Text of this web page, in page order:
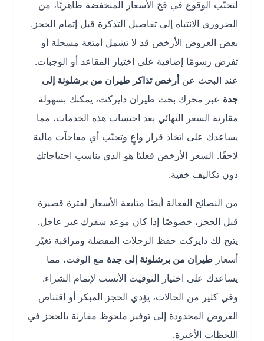
لتجنّب الوقوع في فخ الأسعار المنخفضة ظاهريًا، من
الضروري الانتباه إلى تفاصيل التذكرة قبل إتمام الحجز.
بعض العروض الأرخص قد لا تشمل أمتعة مسجلة أو
تفرض رسومًا إضافية على اختيار المقاعد أو الوجبات.
عند البحث عنأرخص تذاكر طيران من برشلونة إلى
عبر محرك بحث طيران دايركت، يمكنك بسهولة
مقارنة السعر النهائي بعد احتساب هذه الخدمات، مما
يساعدك على اتخاذ قرار واعٍ وتجنّب أي مفاجآت مالية
لاحقًا. السعر الأرخص فعليًا هو الذي يناسب احتياجاتك
دون تكاليف خفية.
من النصائح الفعالة أيضًا متابعة الأسعار لفترة قصيرة
قبل الحجز، خصوصًا إذا كان موعد سفرك غير عاجل.
يتيح لك دايركت حفظ الرحلات المفضلة ومراقبة تغيّر
أسعارطيران من برشلونة إلى جدةمع الوقت، مما
يساعدك على اختيار التوقيت الأنسب لإتمام الشراء.
وفي كثير من الحالات، يؤدي الحجز المبكر أو اقتناص
العروض المحدودة إلى توفير ملحوظ مقارنة بالحجز في
اللحظات الأخيرة.